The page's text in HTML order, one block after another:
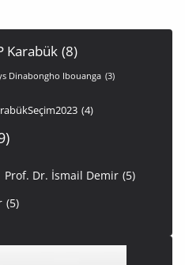
Karabük (8)
Dinabongho Ibouanga (3)
(4)
Prof. Dr. İsmail Demir (5)
(5)